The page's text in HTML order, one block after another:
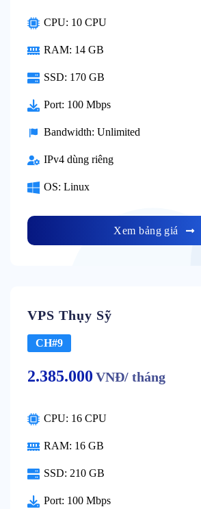
CPU: 10 CPU
RAM: 14 GB
SSD: 170 GB
Port: 100 Mbps
Bandwidth: Unlimited
IPv4 dùng riêng
OS: Linux
Xem bảng giá
VPS Thụy Sỹ
CH#9
2.385.000 VNĐ/ tháng
CPU: 16 CPU
RAM: 16 GB
SSD: 210 GB
Port: 100 Mbps